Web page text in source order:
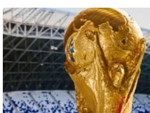
श्ले
ष
ण
स
म
सा